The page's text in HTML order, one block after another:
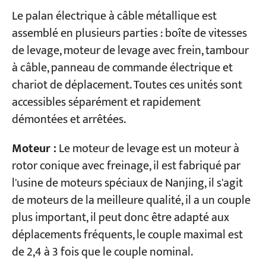
Le palan électrique à câble métallique est
assemblé en plusieurs parties : boîte de vitesses
de levage, moteur de levage avec frein, tambour
à câble, panneau de commande électrique et
chariot de déplacement. Toutes ces unités sont
accessibles séparément et rapidement
démontées et arrêtées.
Moteur :Le moteur de levage est un moteur à
rotor conique avec freinage, il est fabriqué par
l'usine de moteurs spéciaux de Nanjing, il s'agit
de moteurs de la meilleure qualité, il a un couple
plus important, il peut donc être adapté aux
déplacements fréquents, le couple maximal est
de 2,4 à 3 fois que le couple nominal.